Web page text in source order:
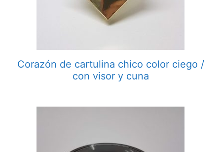
Corazón de cartulina chico color ciego /
con visor y cuna